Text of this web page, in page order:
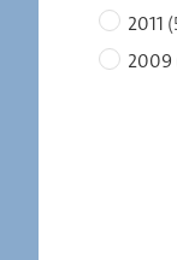
2011
2009